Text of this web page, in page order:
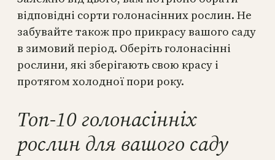
відповідні сорти голонасінних рослин. Не
забувайте також про прикрасу вашого саду
в зимовий період. Оберіть голонасінні
рослини, які зберігають свою красу і
протягом холодної пори року.
Топ-10 голонасінніх
рослин для вашого саду